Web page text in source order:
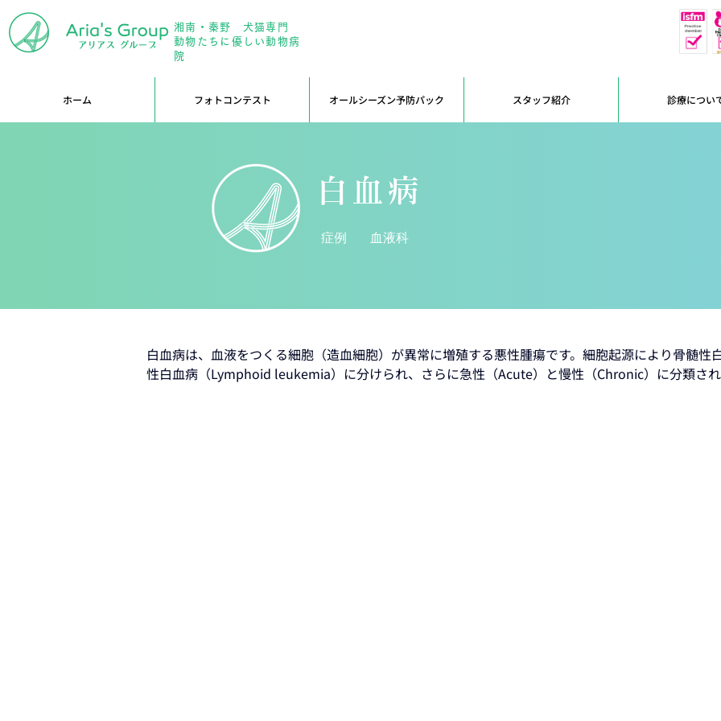
湘南・秦野 犬猫専門
動物たちに優しい動物病
院
ホーム フォトコンテスト オールシーズン予防パック スタッフ紹介 診療につい
白血病
症例 血液科
白血病は、血液をつくる細胞（造血細胞）が異常に増殖する悪性腫瘍です。細胞起源により骨髄
性白血病（Lymphoid leukemia）に分けられ、さらに急性（Acute）と慢性（Chronic）に分類さ